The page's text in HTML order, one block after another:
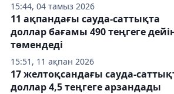
15:44, 04 тамыз 2026
15:51, 11 ақпан 2026
11 ақпандағы сауда-саттықта
доллар бағамы 490 теңгеге
төмендеді
17 желтоқсандағы сауда-
доллар 4,5 теңгеге арзандады